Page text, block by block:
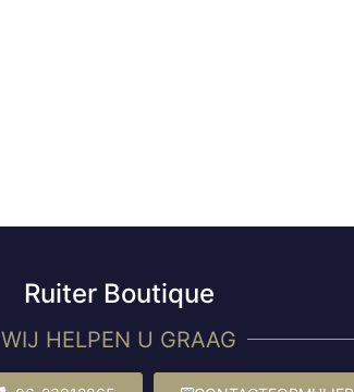
Ruiter Boutique
WIJ HELPEN U GRAAG